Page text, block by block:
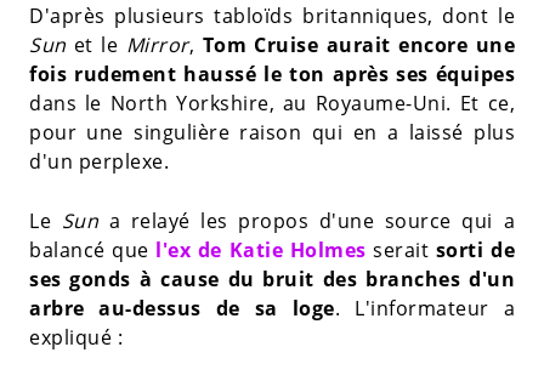
D'après plusieurs tabloïds britanniques, dont le
Sun et le Mirror, Tom Cruise aurait encore une
fois rudement haussé le ton après ses équipes
dans le North Yorkshire, au Royaume-Uni. Et ce,
pour une singulière raison qui en a laissé plus
d'un perplexe.
Le Sun a relayé les propos d'une source qui a
balancé que l'ex de Katie Holmes serait sorti de
ses gonds à cause du bruit des branches d'un
arbre au-dessus de sa loge. L'informateur a
expliqué :